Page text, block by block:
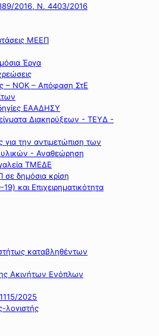
2016, Ν. 4403/2016
ΜΕΕΠ
Έργα
– ΝΟΚ – Απόφαση ΣτΕ
ΕΑΑΔΗΣΥ
Διακηρύξεων - ΤΕΥΔ -
για την αντιμετώπιση των
- Αναθεώρηση
ΤΜΕΔΕ
δημόσια κρίση
και Επιχειρηματικότητα
καταβληθέντων
Ακινήτων Ενόπλων
2025
λογιστής